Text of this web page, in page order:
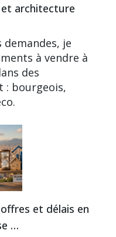
architecture
demandes, je
à vendre à
des
: bourgeois,
et délais en
…